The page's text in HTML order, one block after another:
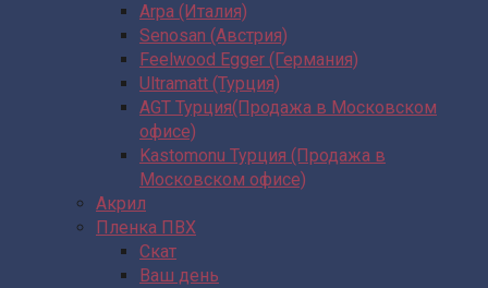
Arpa (Италия)
Senosan (Австрия)
Feelwood Egger (Германия)
Ultramatt (Турция)
AGT Турция(Продажа в Московском
офисе)
Kastomonu Турция (Продажа в
Московском офисе)
Акрил
Пленка ПВХ
Скат
Ваш день